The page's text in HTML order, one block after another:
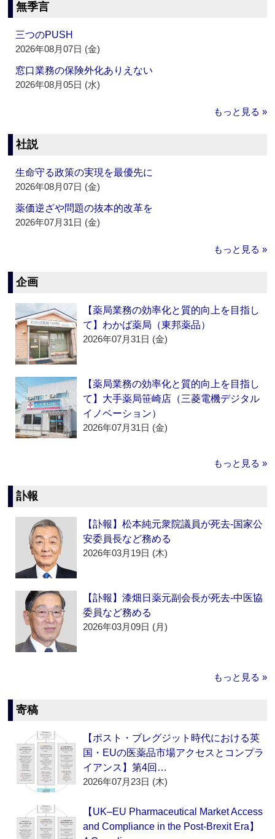
無季言
三つのPUSH
2026年08月07日 (金)
窓口業務の保険外化ありえない
2026年08月05日 (水)
もっと見る »
社説
生命守る政策の実現を最優先に
2026年08月07日 (金)
薬価逆ざや問題の抜本的改革を
2026年07月31日 (金)
もっと見る »
企画
【薬局業務の効率化と質的向上を目指し
て】わかば薬局（東邦薬品）
2026年07月31日 (金)
【薬局業務の効率化と質的向上を目指し
て】大手薬局笹崎店（三菱電機デジタル
イノベーション）
2026年07月31日 (金)
もっと見る »
訃報
【訃報】松本純元衆院議員が死去‐国家公
安委員長など務める
2026年03月19日 (木)
【訃報】漆畑日薬元副会長が死去‐中医協
委員など務める
2026年03月09日 (月)
もっと見る »
寄稿
【ポスト・ブレグジット時代における英
国・EUの医薬品市場アクセスとコンプラ
イアンス】第4回…
2026年07月23日 (木)
【UK–EU Pharmaceutical Market Access
and Compliance in the Post-Brexit Era】